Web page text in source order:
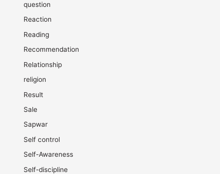
question
Reaction
Reading
Recommendation
Relationship
religion
Result
Sale
Sapwar
Self control
Self-Awareness
Self-discipline